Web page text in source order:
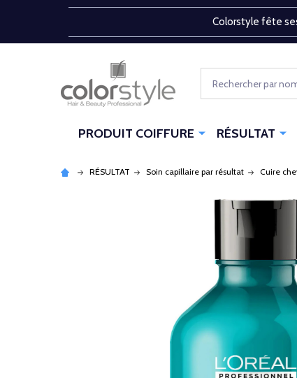
Colorstyle fête
PRODUIT COIFFURE RÉSULTAT
RÉSULTAT Soin capillaire par résultat Cuire